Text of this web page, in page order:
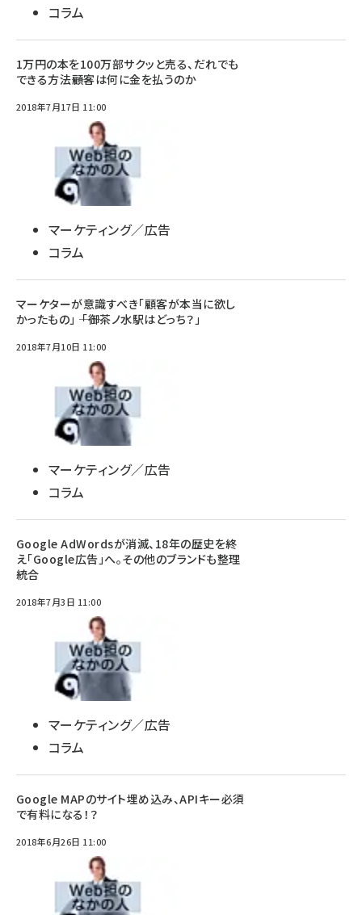
コラム
1万円の本を100万部サクッと売る、だれでも
できる方法――顧客は何に金を払うのか
2018年7月17日 11:00
マーケティング／広告
コラム
マーケターが意識すべき「顧客が本当に欲し
かったもの」 ―― 「御茶ノ水駅はどっち？」
2018年7月10日 11:00
マーケティング／広告
コラム
Google AdWordsが消滅、18年の歴史を終
え「Google広告」へ。その他のブランドも整理
統合
2018年7月3日 11:00
マーケティング／広告
コラム
Google MAPのサイト埋め込み、APIキー必須
で有料になる！？
2018年6月26日 11:00